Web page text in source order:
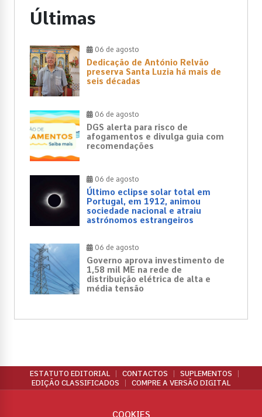
Últimas
06 de agosto
Dedicação de António Relvão
preserva Santa Luzia há mais de
seis décadas
06 de agosto
DGS alerta para risco de
afogamentos e divulga guia com
recomendações
06 de agosto
Último eclipse solar total em
Portugal, em 1912, animou
sociedade nacional e atraiu
astrónomos estrangeiros
06 de agosto
Governo aprova investimento de
1,58 mil ME na rede de
distribuição elétrica de alta e
média tensão
ESTATUTO EDITORIAL CONTACTOS
SUPLEMENTOS
EDIÇÃO CLASSIFICADOS
COMPRE A VERSÃO DIGITAL
COOKIES